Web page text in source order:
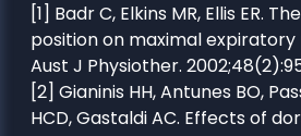
[1] Badr C, Elkins MR, Ellis ER.
position on maximal expiratory
Aust J Physiother.
[2] Gianinis HH, Antunes BO,
HCD, Gastaldi AC. Effects of